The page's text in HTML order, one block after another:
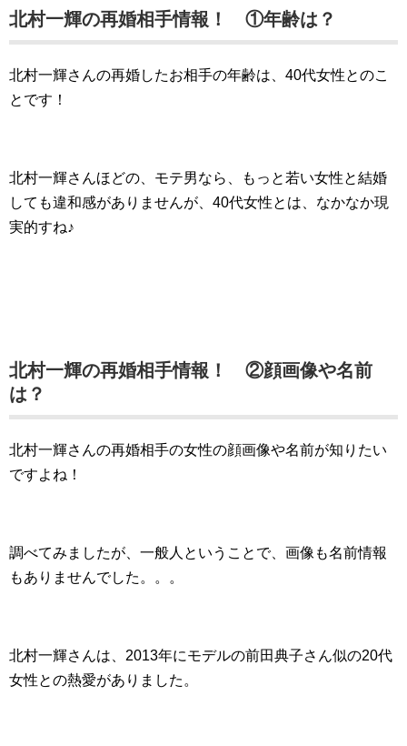
北村一輝の再婚相手情報！ ①年齢は？
北村一輝さんの再婚したお相手の年齢は、40代女性とのこ
とです！
北村一輝さんほどの、モテ男なら、もっと若い女性と結婚
しても違和感がありませんが、40代女性とは、なかなか現
実的すね♪
北村一輝の再婚相手情報！ ②顔画像や名前
は？
北村一輝さんの再婚相手の女性の顔画像や名前が知りたい
ですよね！
調べてみましたが、一般人ということで、画像も名前情報
もありませんでした。。。
北村一輝さんは、2013年にモデルの前田典子さん似の20代
女性との熱愛がありました。